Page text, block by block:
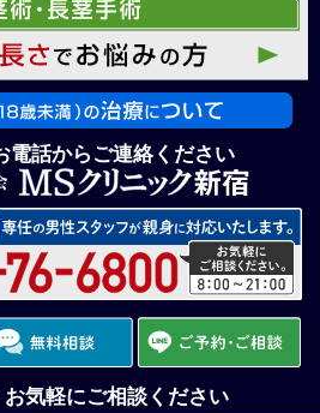
電話からご連絡ください
気軽にご相談ください